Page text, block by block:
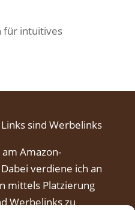
für intuitives
sind Werbelinks
Amazon-
verdiene ich an
mittels Platzierung
Werbelinks zu